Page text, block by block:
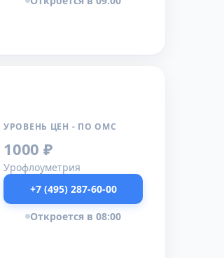
УРОВЕНЬ ЦЕН - ПО ОМС
1000 ₽
Урофлоуметрия
+7 (495) 287-60-00
Откроется в 08:00